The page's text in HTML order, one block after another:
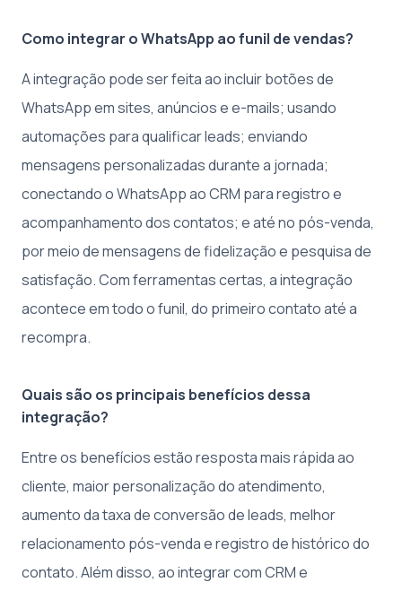
Como integrar o WhatsApp ao funil de vendas?
A integração pode ser feita ao incluir botões de
WhatsApp em sites, anúncios e e-mails; usando
automações para qualificar leads; enviando
mensagens personalizadas durante a jornada;
conectando o WhatsApp ao CRM para registro e
acompanhamento dos contatos; e até no pós-venda,
por meio de mensagens de fidelização e pesquisa de
satisfação. Com ferramentas certas, a integração
acontece em todo o funil, do primeiro contato até a
recompra.
Quais são os principais benefícios dessa
integração?
Entre os benefícios estão resposta mais rápida ao
cliente, maior personalização do atendimento,
aumento da taxa de conversão de leads, melhor
relacionamento pós-venda e registro de histórico do
contato. Além disso, ao integrar com CRM e